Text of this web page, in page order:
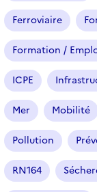
Ferroviaire
Formation /
ICPE
Mer Mobilité
Pollution
RN164